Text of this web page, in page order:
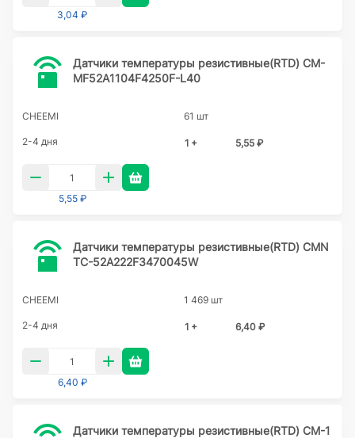
3,04 ₽
Датчики температуры резистивные(RTD) CM-
MF52A1104F4250F-L40
CHEEMI 61 шт
2-4 дня 1 + 5,55 ₽
5,55 ₽
Датчики температуры резистивные(RTD) CMN
TC-52A222F3470045W
CHEEMI 1 469 шт
2-4 дня 1 + 6,40 ₽
6,40 ₽
Датчики температуры резистивные(RTD) CM-1